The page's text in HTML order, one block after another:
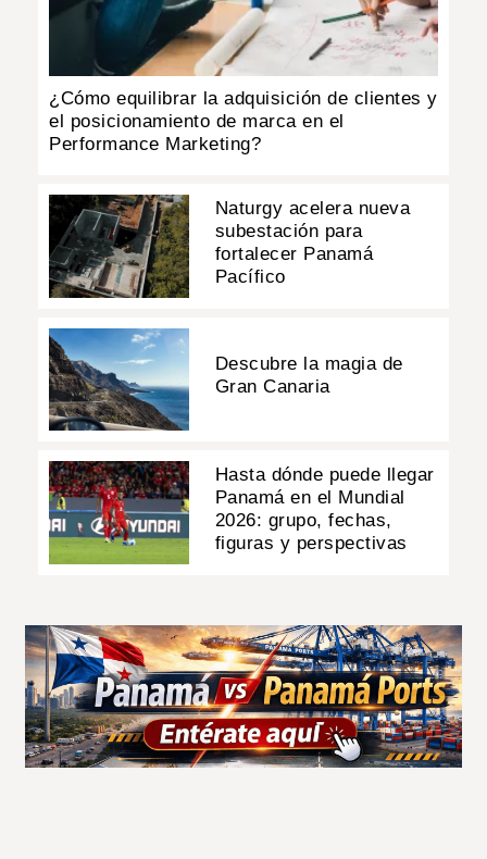
¿Cómo equilibrar la adquisición de clientes y
el posicionamiento de marca en el
Performance Marketing?
Naturgy acelera nueva
subestación para
fortalecer Panamá
Pacífico
Descubre la magia de
Gran Canaria
Hasta dónde puede llegar
Panamá en el Mundial
2026: grupo, fechas,
figuras y perspectivas